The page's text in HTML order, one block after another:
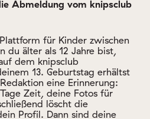
Abmeldung vom knipsclub
für Kinder zwischen
du älter als 12 Jahre bist,
auf dem knipsclub
13. Geburtstag erhältst
eine Erinnerung:
Tage Zeit, deine Fotos für
löscht die
Profil. Dann sind deine
und deine Fotos und